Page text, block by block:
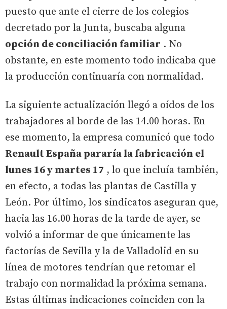
puesto que ante el cierre de los colegios
decretado por la Junta, buscaba alguna
opción de conciliación familiar . No
obstante, en este momento todo indicaba que
la producción continuaría con normalidad.
La siguiente actualización llegó a oídos de los
trabajadores al borde de las 14.00 horas. En
ese momento, la empresa comunicó que todo
Renault España pararía la fabricación el
lunes 16 y martes 17 , lo que incluía también,
en efecto, a todas las plantas de Castilla y
León. Por último, los sindicatos aseguran que,
hacia las 16.00 horas de la tarde de ayer, se
volvió a informar de que únicamente las
factorías de Sevilla y la de Valladolid en su
línea de motores tendrían que retomar el
trabajo con normalidad la próxima semana.
Estas últimas indicaciones coinciden con la